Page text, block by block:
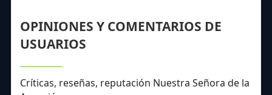
OPINIONES Y COMENTARIOS DE
USUARIOS
Críticas, reseñas, reputación Nuestra Señora de la